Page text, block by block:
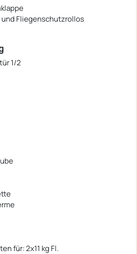
Fliegenschutzrollos
1/2
für: 2x11 kg Fl.